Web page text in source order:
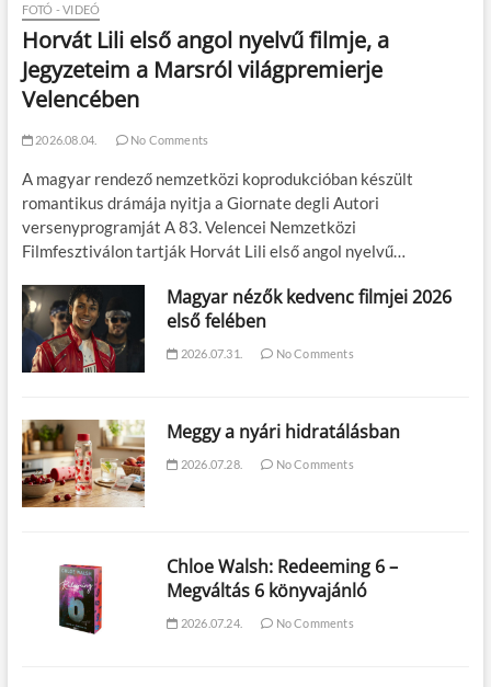
FOTÓ - VIDEÓ
Horvát Lili első angol nyelvű filmje, a
Jegyzeteim a Marsról világpremierje
Velencében
2026.08.04. No Comments
A magyar rendező nemzetközi koprodukcióban készült
romantikus drámája nyitja a Giornate degli Autori
versenyprogramját A 83. Velencei Nemzetközi
Filmfesztiválon tartják Horvát Lili első angol nyelvű…
Magyar nézők kedvenc filmjei 2026
első felében
2026.07.31. No Comments
Meggy a nyári hidratálásban
2026.07.28. No Comments
Chloe Walsh: Redeeming 6 –
Megváltás 6 könyvajánló
2026.07.24. No Comments